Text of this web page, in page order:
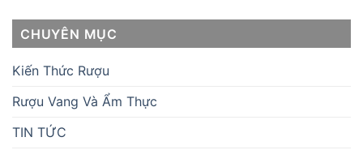
CHUYÊN MỤC
Kiến Thức Rượu
Rượu Vang Và Ẩm Thực
TIN TỨC